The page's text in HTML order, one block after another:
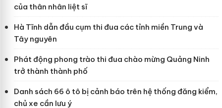
của thân nhân liệt sĩ
Hà Tĩnh dẫn đầu cụm thi đua các tỉnh miền Trung và
Tây nguyên
Phát động phong trào thi đua chào mừng Quảng Ninh
trở thành thành phố
Danh sách 66 ô tô bị cảnh báo trên hệ thống đăng kiểm,
chủ xe cần lưu ý